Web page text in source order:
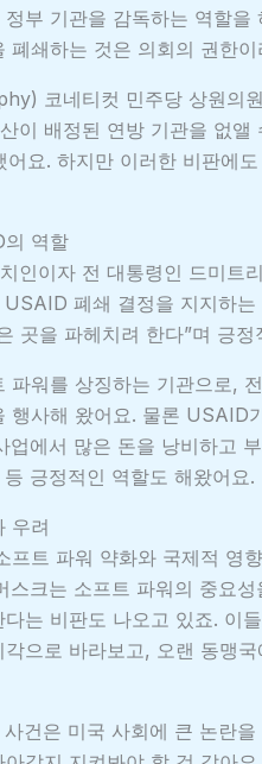
부 기관을 감독하는 역할
폐쇄하는 것은 의회의 권한
코네티컷 민주당 상원의
이 배정된 연방 기관을 없앨
어요. 하지만 이러한 비판에
의 역할
인이자 전 대통령인 드미트
폐쇄 결정을 지지하는
곳을 파헤치려 한다”며 긍정
파워를 상징하는 기관으로,
행사해 왔어요. 물론 USAID
업에서 많은 돈을 낭비하고
긍정적인 역할도 해왔어요.
우려
프트 파워 약화와 국제적 영
스크는 소프트 파워의 중요
는 비판도 나오고 있죠. 이
으로 바라보고, 오랜 동맹
건은 미국 사회에 큰 논란